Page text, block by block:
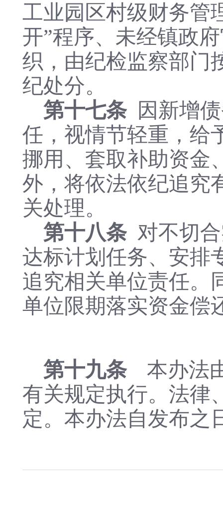
工业园区村级财务管
开”程序、未经镇政
织，由纪检监察部门
纪处分。
第十七条 因新增
任，视情节轻重，给
挪用、套取补助资金
外，将依法依纪追究
关处理。
第十八条 对不切
达标计划任务、安排
追究相关单位责任。
单位限期落实资金偿
第十九条
本办法
有关规定执行。法律
定。本办法自发布之